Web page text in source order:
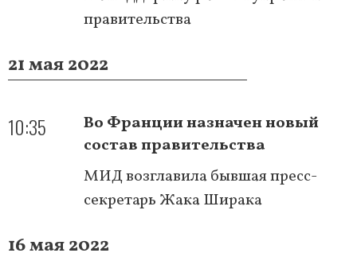
правительства
21 мая 2022
10:35
Во Франции назначен новый
состав правительства
МИД возглавила бывшая пресс-
секретарь Жака Ширака
16 мая 2022